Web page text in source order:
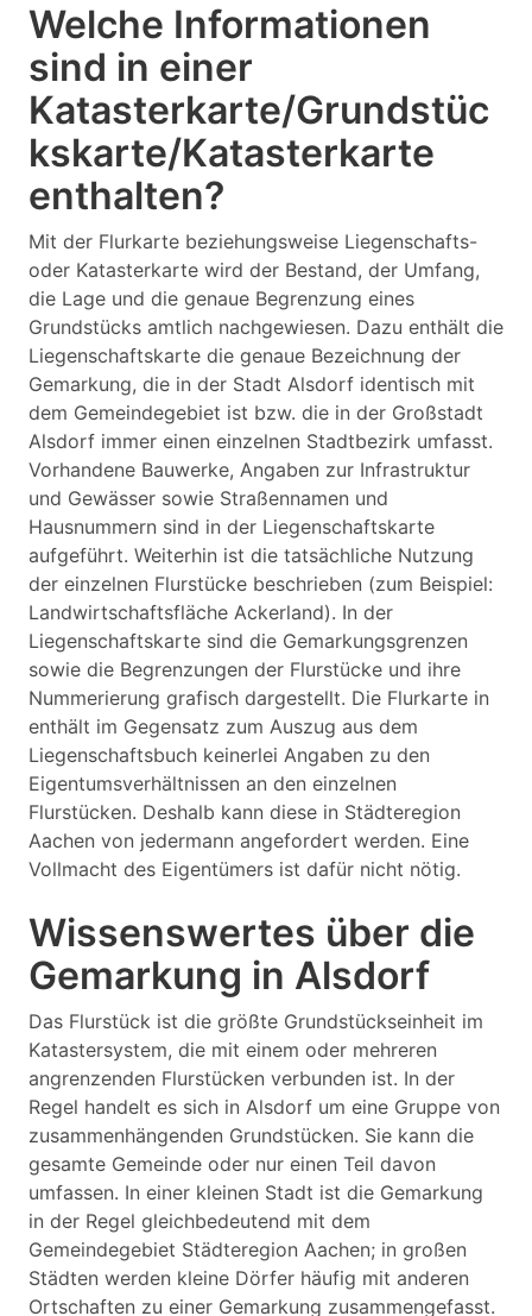
Welche Informationen
sind in einer
Katasterkarte/Grundstüc
kskarte/Katasterkarte
enthalten?
Mit der Flurkarte beziehungsweise Liegenschafts-
oder Katasterkarte wird der Bestand, der Umfang,
die Lage und die genaue Begrenzung eines
Grundstücks amtlich nachgewiesen. Dazu enthält die
Liegenschaftskarte die genaue Bezeichnung der
Gemarkung, die in der Stadt Alsdorf identisch mit
dem Gemeindegebiet ist bzw. die in der Großstadt
Alsdorf immer einen einzelnen Stadtbezirk umfasst.
Vorhandene Bauwerke, Angaben zur Infrastruktur
und Gewässer sowie Straßennamen und
Hausnummern sind in der Liegenschaftskarte
aufgeführt. Weiterhin ist die tatsächliche Nutzung
der einzelnen Flurstücke beschrieben (zum Beispiel:
Landwirtschaftsfläche Ackerland). In der
Liegenschaftskarte sind die Gemarkungsgrenzen
sowie die Begrenzungen der Flurstücke und ihre
Nummerierung grafisch dargestellt. Die Flurkarte in
enthält im Gegensatz zum Auszug aus dem
Liegenschaftsbuch keinerlei Angaben zu den
Eigentumsverhältnissen an den einzelnen
Flurstücken. Deshalb kann diese in Städteregion
Aachen von jedermann angefordert werden. Eine
Vollmacht des Eigentümers ist dafür nicht nötig.
Wissenswertes über die
Gemarkung in Alsdorf
Das Flurstück ist die größte Grundstückseinheit im
Katastersystem, die mit einem oder mehreren
angrenzenden Flurstücken verbunden ist. In der
Regel handelt es sich in Alsdorf um eine Gruppe von
zusammenhängenden Grundstücken. Sie kann die
gesamte Gemeinde oder nur einen Teil davon
umfassen. In einer kleinen Stadt ist die Gemarkung
in der Regel gleichbedeutend mit dem
Gemeindegebiet Städteregion Aachen; in großen
Städten werden kleine Dörfer häufig mit anderen
Ortschaften zu einer Gemarkung zusammengefasst.